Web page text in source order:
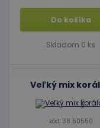
Do košíka
Skladom 0 ks
Veľký mix
kód: 38 50550